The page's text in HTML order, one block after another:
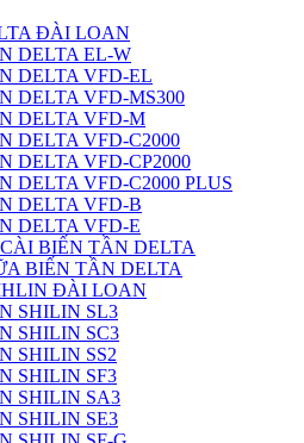
ĐÀI LOAN
DELTA EL-W
DELTA VFD-EL
DELTA VFD-MS300
DELTA VFD-M
DELTA VFD-C2000
DELTA VFD-CP2000
DELTA VFD-C2000 PLUS
DELTA VFD-B
DELTA VFD-E
BIẾN TẦN DELTA
BIẾN TẦN DELTA
ĐÀI LOAN
SHILIN SL3
SHILIN SC3
SHILIN SS2
SHILIN SF3
SHILIN SA3
SHILIN SE3